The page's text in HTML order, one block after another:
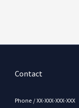
Contact
Phone / XX-XXX-XXX-XXX